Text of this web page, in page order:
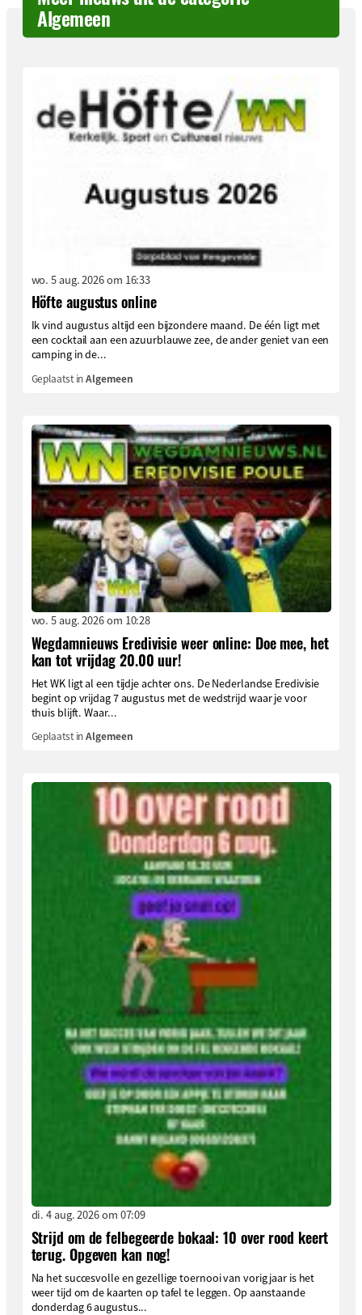
Algemeen
wo. 5 aug. 2026 om 16:33
Höfte augustus online
Ik vind augustus altijd een bijzondere maand. De één ligt met
een cocktail aan een azuurblauwe zee, de ander geniet van een
camping in de...
Geplaatst inAlgemeen
wo. 5 aug. 2026 om 10:28
Wegdamnieuws Eredivisie weer online: Doe mee, het
kan tot vrijdag 20.00 uur!
Het WK ligt al een tijdje achter ons. De Nederlandse Eredivisie
begint op vrijdag 7 augustus met de wedstrijd waar je voor
thuis blijft. Waar...
Geplaatst inAlgemeen
di. 4 aug. 2026 om 07:09
Strijd om de felbegeerde bokaal: 10 over rood keert
terug. Opgeven kan nog!
Na het succesvolle en gezellige toernooi van vorig jaar is het
weer tijd om de kaarten op tafel te leggen. Op aanstaande
donderdag 6 augustus...